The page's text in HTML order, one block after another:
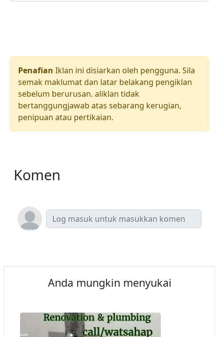
Penafian Iklan ini disiarkan oleh pengguna. Sila
semak maklumat dan latar belakang pengiklan
sebelum berurusan. aliklan tidak
bertanggungjawab atas sebarang kerugian,
penipuan atau pertikaian.
Komen
Anda mungkin menyukai